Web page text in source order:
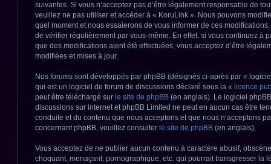
suivantes. Si vous n’acceptez pas d’être légalement responsable de
veuillez ne pas utiliser et accéder à « KoruLink ». Nous pouvons
quel moment et nous essaierons de vous informer de ces
de vérifier régulièrement par vous-même. En effet, si vous continuez à
que des modifications aient été effectuées, vous acceptez d’être
modifiées et mises à jour.
Nos forums sont développés par phpBB (désignés ci-après par «
qui est un logiciel de forum de discussions déclaré sous la « licence
peut être téléchargé sur le site de phpBB (en anglais). Le logiciel
discussions sur internet et phpBB Limited ne peut en aucun cas être
conduite et du contenu que nous acceptons et que nous n’acceptons
concernant phpBB, veuillez consulter le site de phpBB (en anglais).
Vous acceptez de ne publier aucun contenu à caractère abusif,
choquant, menaçant, pornographique, etc. qui pourrait transgresser la